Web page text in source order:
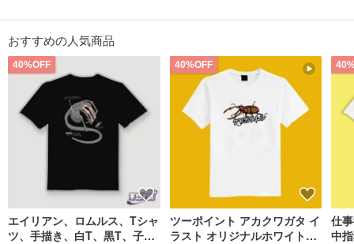
おすすめの人気商品
40%OFF
エイリアン、ロムルス、Tシャ
ツ、手描き、白T、黒T、子供
40%OFF
ツーポイント アカクワガタ イ
ラスト オリジナルホワイトT
仕
中